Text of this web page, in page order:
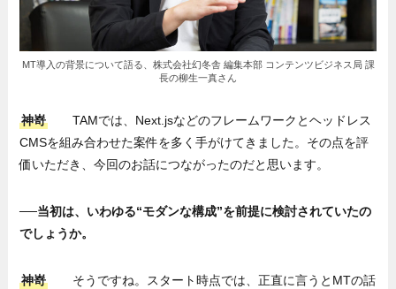
MT導入の背景について語る、株式会社幻冬舎 編集本部 コンテンツビジネス局 課
長の柳生一真さん
神嵜
TAMでは、Next.jsなどのフレームワークとヘッドレス
CMSを組み合わせた案件を多く手がけてきました。その点を評
価いただき、今回のお話につながったのだと思います。
──当初は、いわゆる“モダンな構成”を前提に検討されていたの
でしょうか。
神嵜
そうですね。スタート時点では、正直に言うとMTの話